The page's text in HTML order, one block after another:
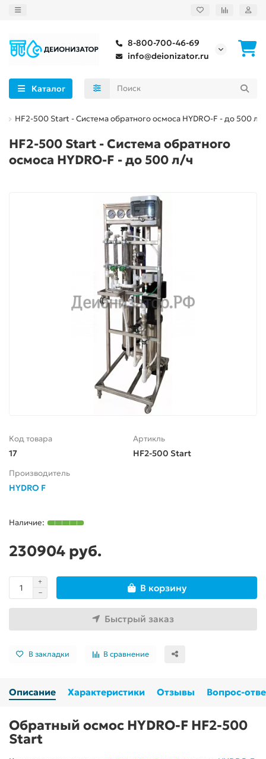
8-800-700-46-69
info@deionizator.ru
Каталог
HF2-500 Start - Система обратного осмоса HYDRO-F - до 500 л/ч
HF2-500 Start - Система обратного
осмоса HYDRO-F - до 500 л/ч
Код товара
17
Артикль
HF2-500 Start
Производитель
HYDRO F
230904 руб.
В корзину
Быстрый заказ
В закладки В сравнение
Описание Характеристики Отзывы Вопрос-
Обратный осмос HYDRO-F HF2-500
Start